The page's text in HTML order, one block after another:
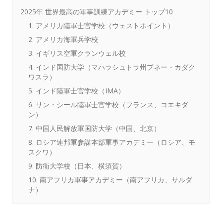
2025年 世界最高の軍事訓練アカデミー トップ10
1. アメリカ陸軍士官学校（ウェストポイント）
2. アメリカ海軍兵学校
3. イギリス空軍クランウェル校
4. インド国防大学（マハラシュトラ州プネー・カダク
ワスラ）
5. インド陸軍士官学校（IMA）
6. サン・シール陸軍士官学校（フランス、コエキダ
ン）
7. 中国人民解放軍国防大学（中国、北京）
8. ロシア連邦軍参謀本部軍事アカデミー（ロシア、モ
スクワ）
9. 防衛大学校（日本、横須賀）
10. 南アフリカ軍事アカデミー（南アフリカ、サルダ
ナ）